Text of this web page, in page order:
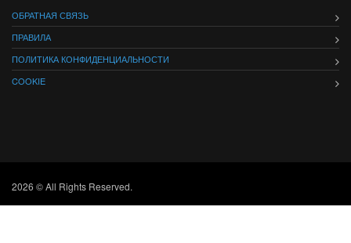
ОБРАТНАЯ СВЯЗЬ
ПРАВИЛА
ПОЛИТИКА КОНФИДЕНЦИАЛЬНОСТИ
COOKIE
2026 © All Rights Reserved.